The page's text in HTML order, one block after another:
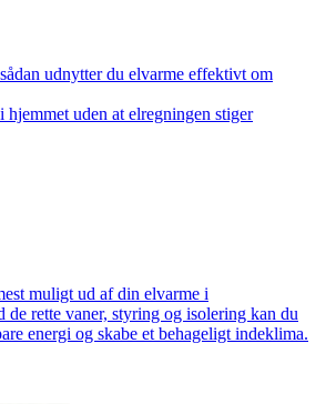
udnytter du elvarme effektivt om
uden at elregningen stiger
muligt ud af din elvarme i
de rette vaner, styring og isolering kan du
energi og skabe et behageligt indeklima.